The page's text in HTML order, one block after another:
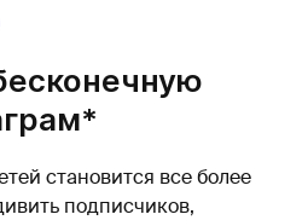
становится все более
подписчиков,